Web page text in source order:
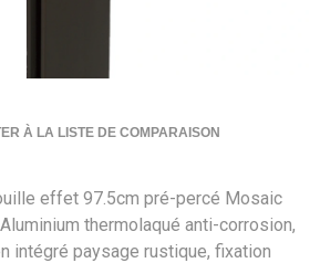
À LA LISTE DE COMPARAISON
effet 97.5cm pré-percé Mosaic
thermolaqué anti-corrosion,
intégré paysage rustique, fixation